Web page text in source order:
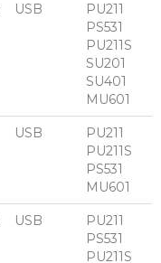
USB
PU211
PS531
PU211S
SU201
SU401
MU601
USB
PU211
PU211S
PS531
MU601
USB
PU211
PS531
PU211S